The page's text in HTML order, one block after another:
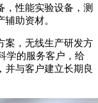
，性能实验设备，测
助资材。
案，无线生产研发方
学的服务客户，给
并与客户建立长期良